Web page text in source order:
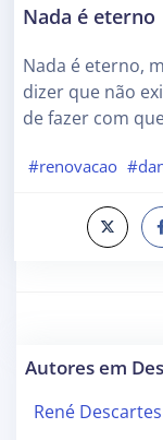
Nada é eterno
Nada é eterno,
dizer que não
de fazer com
#renovacao
Autores em
René Descartes